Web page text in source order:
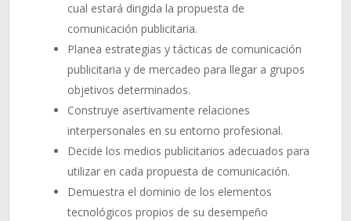
cual estará dirigida la propuesta de
comunicación publicitaria.
Planea estrategias y tácticas de comunicación
publicitaria y de mercadeo para llegar a grupos
objetivos determinados.
Construye asertivamente relaciones
interpersonales en su entorno profesional.
Decide los medios publicitarios adecuados para
utilizar en cada propuesta de comunicación.
Demuestra el dominio de los elementos
tecnológicos propios de su desempeño